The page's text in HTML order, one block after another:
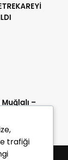
–
2)
trafiği